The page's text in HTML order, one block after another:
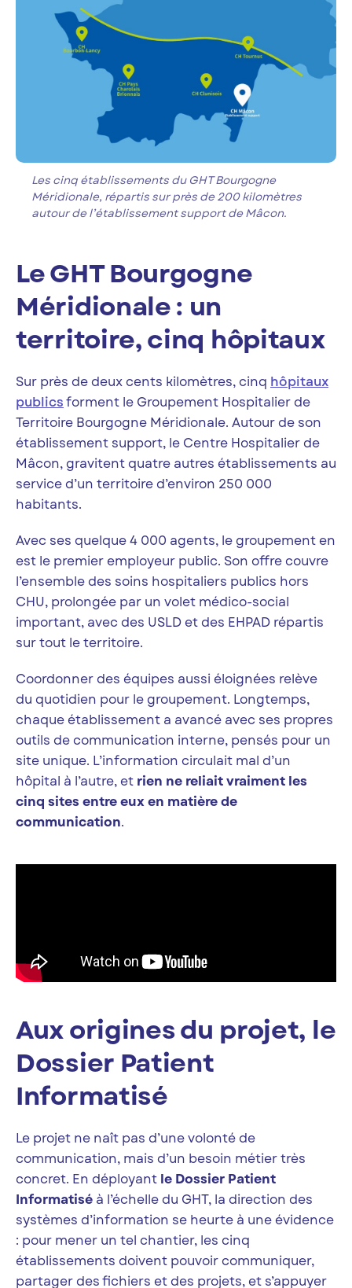
Les cinq établissements du GHT Bourgogne
Méridionale, répartis sur près de 200 kilomètres
autour de l’établissement support de Mâcon.
Le GHT Bourgogne
Méridionale : un
territoire, cinq hôpitaux
Sur près de deux cents kilomètres, cinq hôpitaux
publicsforment le Groupement Hospitalier de
Territoire Bourgogne Méridionale. Autour de son
établissement support, le Centre Hospitalier de
Mâcon, gravitent quatre autres établissements au
service d’un territoire d’environ 250 000
habitants.
Avec ses quelque 4 000 agents, le groupement en
est le premier employeur public. Son offre couvre
l’ensemble des soins hospitaliers publics hors
CHU, prolongée par un volet médico-social
important, avec des USLD et des EHPAD répartis
sur tout le territoire.
Coordonner des équipes aussi éloignées relève
du quotidien pour le groupement. Longtemps,
chaque établissement a avancé avec ses propres
outils de communication interne, pensés pour un
site unique. L’information circulait mal d’un
hôpital à l’autre, et rien ne reliait vraiment les
cinq sites entre eux en matière de
communication.
Aux origines du projet, le
Dossier Patient
Informatisé
Le projet ne naît pas d’une volonté de
communication, mais d’un besoin métier très
concret. En déployant le Dossier Patient
Informatisé à l’échelle du GHT, la direction des
systèmes d’information se heurte à une évidence
: pour mener un tel chantier, les cinq
établissements doivent pouvoir communiquer,
partager des fichiers et des projets, et s’appuyer